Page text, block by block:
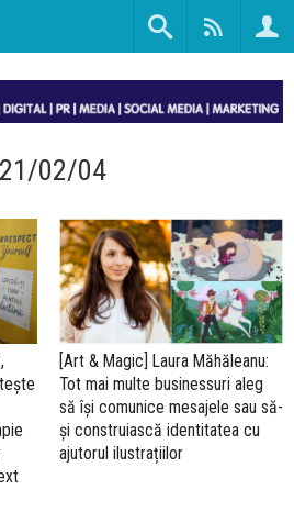
02/04
[Art & Magic] Laura Măhăleanu:
Tot mai multe businessuri aleg
să își comunice mesajele sau să-
și construiască identitatea cu
ajutorul ilustrațiilor